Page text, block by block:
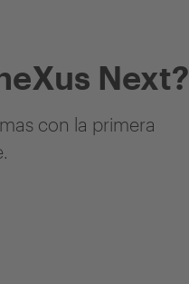
Next?
con la primera